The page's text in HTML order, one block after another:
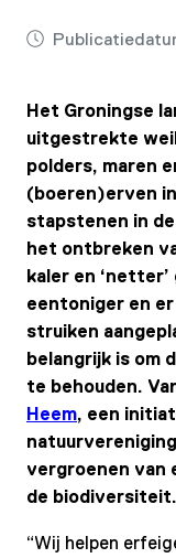
Het Groningse
uitgestrekte
polders, maren
(boeren)erven
stapstenen in
het ontbreken
kaler en
eentoniger en
struiken
belangrijk is om
te behouden.
Heem, een
vergroenen van
de biodiversiteit.
“Wij helpen